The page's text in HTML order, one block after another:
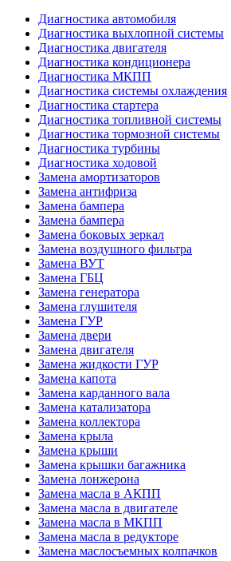
Диагностика автомобиля
Диагностика выхлопной системы
Диагностика двигателя
Диагностика кондиционера
Диагностика МКПП
Диагностика системы охлаждения
Диагностика стартера
Диагностика топливной системы
Диагностика тормозной системы
Диагностика турбины
Диагностика ходовой
Замена амортизаторов
Замена антифриза
Замена бампера
Замена бампера
Замена боковых зеркал
Замена воздушного фильтра
Замена ВУТ
Замена ГБЦ
Замена генератора
Замена глушителя
Замена ГУР
Замена двери
Замена двигателя
Замена жидкости ГУР
Замена капота
Замена карданного вала
Замена катализатора
Замена коллектора
Замена крыла
Замена крыши
Замена крышки багажника
Замена лонжерона
Замена масла в АКПП
Замена масла в двигателе
Замена масла в МКПП
Замена масла в редукторе
Замена маслосъемных колпачков